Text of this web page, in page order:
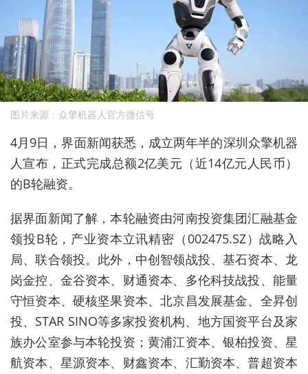
图片来源：众擎机器人官方微信号
4月 9日，界面新闻获悉，成立两年半的深圳众擎机器
人宣布，正式完成总额2亿美元（近14亿元人民币）
的B轮融资。
据界面新闻了解，本轮融资由河南投资集团汇融基金
领投B轮，产业资本立讯精密（ 002475.SZ）战略入
局、联合领投。此外，中创智领战投、基石资本、龙
岗金控、金谷资本、财通资本、多伦科技战投、能量
守恒资本、硬核坚果资本、北京昌发展基金、全昇创
投、 STAR SINO等多家投资机构、地方国资平台及家
族办公室参与本轮投资；黄浦江资本、银柏投资、星
航资本、星源资本、财鑫资本、汇勤资本、普超资本